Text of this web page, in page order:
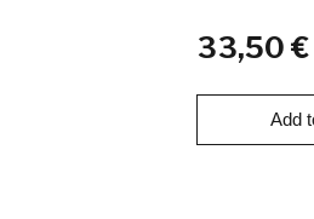
33,50 €
Add